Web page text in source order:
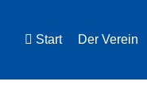
Start Der Verein